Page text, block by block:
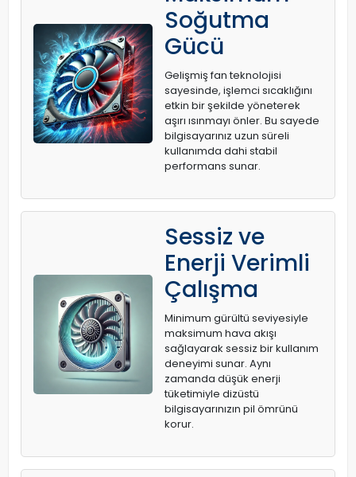
Soğutma
Gücü
Gelişmiş fan teknolojisi
sayesinde, işlemci sıcaklığını
etkin bir şekilde yöneterek
aşırı ısınmayı önler. Bu sayede
bilgisayarınız uzun süreli
kullanımda dahi stabil
performans sunar.
Sessiz ve
Enerji Verimli
Çalışma
Minimum gürültü seviyesiyle
maksimum hava akışı
sağlayarak sessiz bir kullanım
deneyimi sunar. Aynı
zamanda düşük enerji
tüketimiyle dizüstü
bilgisayarınızın pil ömrünü
korur.